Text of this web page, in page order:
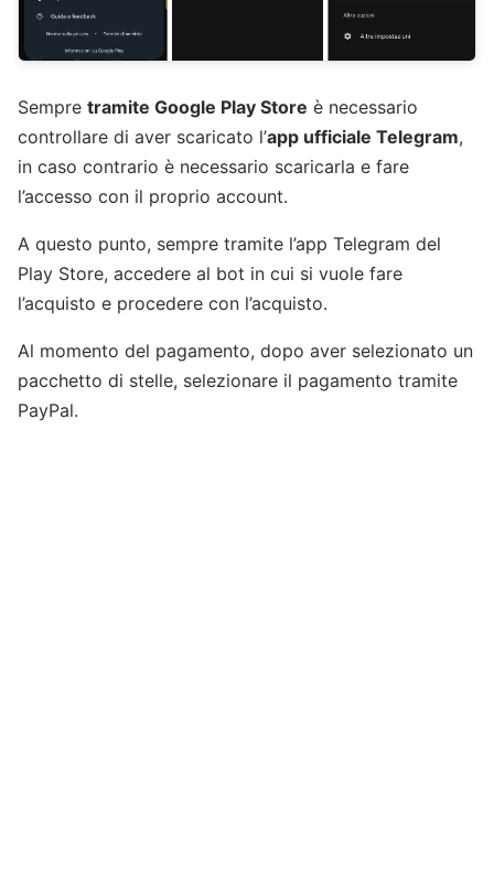
Sempre tramite Google Play Store è necessario
controllare di aver scaricato l’app ufficiale Telegram,
in caso contrario è necessario scaricarla e fare
l’accesso con il proprio account.
A questo punto, sempre tramite l’app Telegram del
Play Store, accedere al bot in cui si vuole fare
l’acquisto e procedere con l’acquisto.
Al momento del pagamento, dopo aver selezionato un
pacchetto di stelle, selezionare il pagamento tramite
PayPal.